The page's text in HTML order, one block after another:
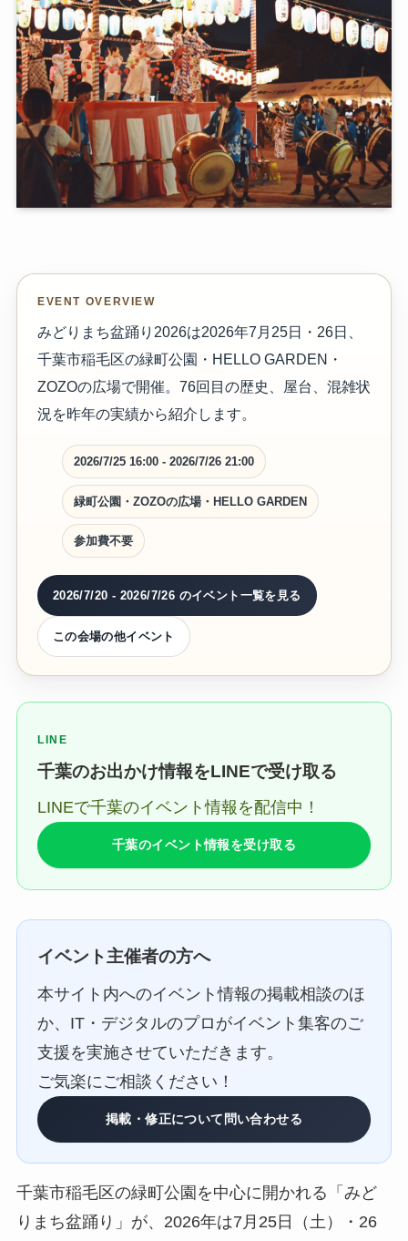
EVENT OVERVIEW
みどりまち盆踊り2026は2026年7月25日・26日、
千葉市稲毛区の緑町公園・HELLO GARDEN・
ZOZOの広場で開催。76回目の歴史、屋台、混雑状
況を昨年の実績から紹介します。
2026/7/25 16:00 - 2026/7/26 21:00
緑町公園・ZOZOの広場・HELLO GARDEN
参加費不要
2026/7/20 - 2026/7/26 のイベント一覧を見る
この会場の他イベント
LINE
千葉のお出かけ情報をLINEで受け取る
LINEで千葉のイベント情報を配信中！
千葉のイベント情報を受け取る
イベント主催者の方へ
本サイト内へのイベント情報の掲載相談のほ
か、IT・デジタルのプロがイベント集客のご
支援を実施させていただきます。
ご気楽にご相談ください！
掲載・修正について問い合わせる
千葉市稲毛区の緑町公園を中心に開かれる「みど
りまち盆踊り」が、2026年は7月25日（土）・26